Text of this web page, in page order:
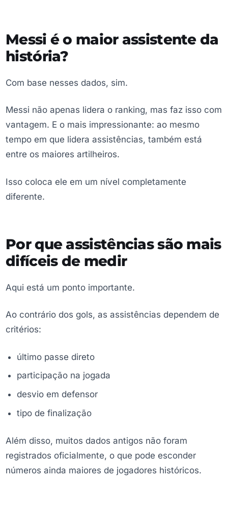
Messi é o maior assistente da
história?
Com base nesses dados, sim.
Messi não apenas lidera o ranking, mas faz isso com
vantagem. E o mais impressionante: ao mesmo
tempo em que lidera assistências, também está
entre os maiores artilheiros.
Isso coloca ele em um nível completamente
diferente.
Por que assistências são mais
difíceis de medir
Aqui está um ponto importante.
Ao contrário dos gols, as assistências dependem de
critérios:
último passe direto
participação na jogada
desvio em defensor
tipo de finalização
Além disso, muitos dados antigos não foram
registrados oficialmente, o que pode esconder
números ainda maiores de jogadores históricos.